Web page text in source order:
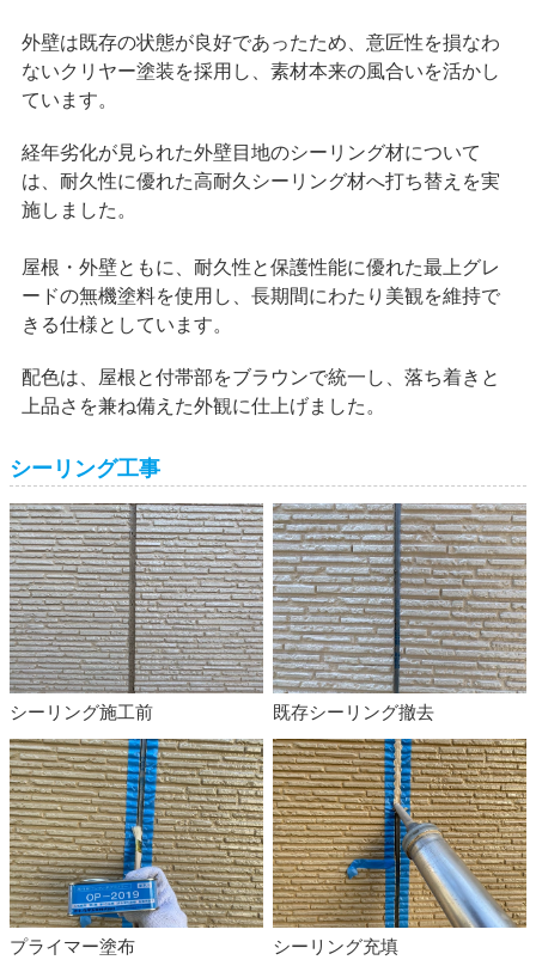
外壁は既存の状態が良好であったため、意匠性を損なわ
ないクリヤー塗装を採用し、素材本来の風合いを活かし
ています。
経年劣化が見られた外壁目地のシーリング材について
は、耐久性に優れた高耐久シーリング材へ打ち替えを実
施しました。
屋根・外壁ともに、耐久性と保護性能に優れた最上グレ
ードの無機塗料を使用し、長期間にわたり美観を維持で
きる仕様としています。
配色は、屋根と付帯部をブラウンで統一し、落ち着きと
上品さを兼ね備えた外観に仕上げました。
シーリング工事
シーリング施工前 既存シーリング撤去
プライマー塗布 シーリング充填